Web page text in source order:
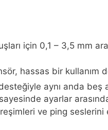
için 0,1 – 3,5 mm
hassas bir kullanım
aynı anda beş
ayarlar
ve ping